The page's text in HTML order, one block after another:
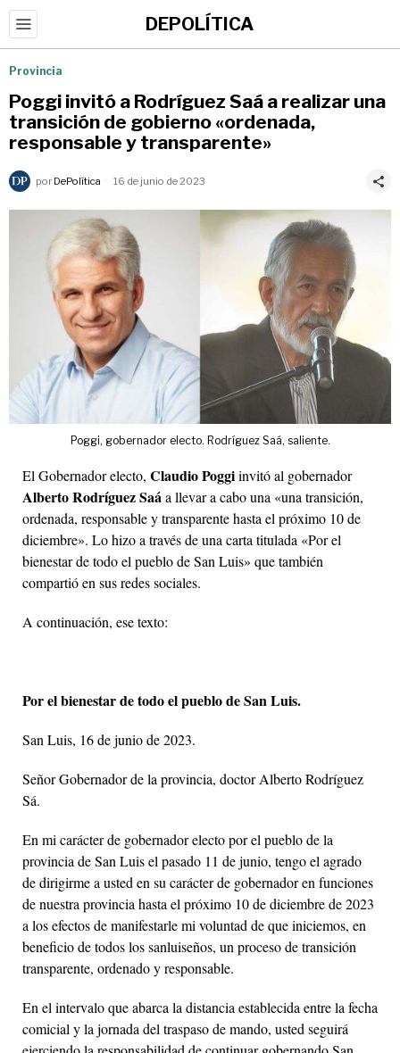
DEPOLÍTICA
Provincia
Poggi invitó a Rodríguez Saá a realizar una
transición de gobierno «ordenada,
responsable y transparente»
por DePolítica 16 de junio de 2023
Poggi, gobernador electo. Rodríguez Saá, saliente.
El Gobernador electo, Claudio Poggiinvitó al gobernador
Alberto Rodríguez Saáa llevar a cabo una «una transición,
ordenada, responsable y transparente hasta el próximo 10 de
diciembre». Lo hizo a través de una carta titulada «Por el
bienestar de todo el pueblo de San Luis» que también
compartió en sus redes sociales.
A continuación, ese texto:
Por el bienestar de todo el pueblo de San Luis.
San Luis, 16 de junio de 2023.
Señor Gobernador de la provincia, doctor Alberto Rodríguez
Sá.
En mi carácter de gobernador electo por el pueblo de la
provincia de San Luis el pasado 11 de junio, tengo el agrado
de dirigirme a usted en su carácter de gobernador en funciones
de nuestra provincia hasta el próximo 10 de diciembre de 2023
a los efectos de manifestarle mi voluntad de que iniciemos, en
beneficio de todos los sanluiseños, un proceso de transición
transparente, ordenado y responsable.
En el intervalo que abarca la distancia establecida entre la fecha
comicial y la jornada del traspaso de mando, usted seguirá